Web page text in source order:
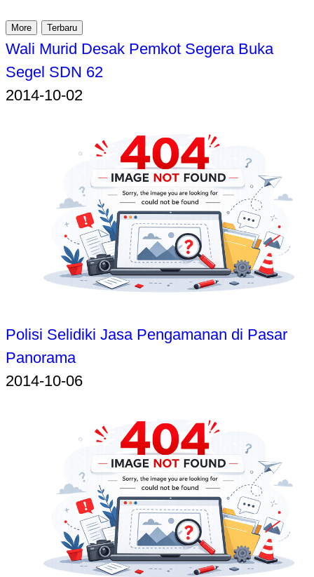
More Terbaru
Wali Murid Desak Pemkot Segera Buka
Segel SDN 62
2014-10-02
Polisi Selidiki Jasa Pengamanan di Pasar
Panorama
2014-10-06